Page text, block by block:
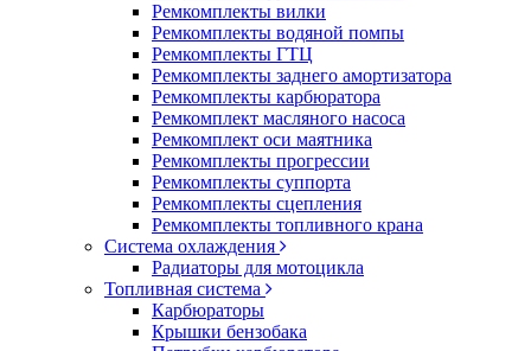
Ремкомплекты вилки
Ремкомплекты водяной помпы
Ремкомплекты ГТЦ
Ремкомплекты заднего амортизатора
Ремкомплекты карбюратора
Ремкомплект масляного насоса
Ремкомплект оси маятника
Ремкомплекты прогрессии
Ремкомплекты суппорта
Ремкомплекты сцепления
Ремкомплекты топливного крана
Система охлаждения
Радиаторы для мотоцикла
Топливная система
Карбюраторы
Крышки бензобака